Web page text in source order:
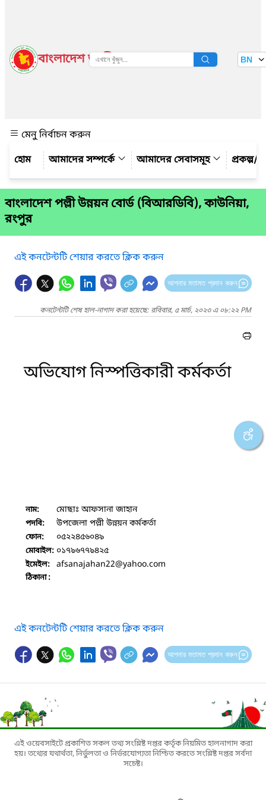
বাংলাদেশ জাতীয় তথ্য বাতায়ন BN
মেনু নির্বাচন করুন
আমাদের সম্পর্কে
আমাদের সেবাসমূহ প্রকল্প/
বাংলাদেশ পল্লী উন্নয়ন বোর্ড (বিআরডিবি), কাউনিয়া,
রংপুর
এই কনটেন্টটি শেয়ার করতে ক্লিক করুন
আপনার মতামত প্রদান করুন
কনটেন্টটি শেষ হাল-নাগাদ করা হয়েছে: রবিবার, ৫ মার্চ, ২০২৩ এ ০৮:২২ PM
অভিযোগ নিস্পত্তিকারী কর্মকর্তা
নাম: মোছাঃ আফসানা জাহান
পদবি: উপজেলা পল্লী উন্নয়ন কর্মকর্তা
ফোন: ০৫২২৪৫৬০৪৯
মোবাইল: ০১৭৯৬৭৭৯৪২৫
ইমেইল: afsanajahan22@yahoo.com
ঠিকানা :
এই কনটেন্টটি শেয়ার করতে ক্লিক করুন
আপনার মতামত প্রদান করুন
এই ওয়েবসাইটে প্রকাশিত সকল তথ্য সংশ্লিষ্ট দপ্তর কর্তৃক নিয়মিত হালনাগাদ করা
হয়। তথ্যের যথার্থতা, নির্ভুলতা ও নির্ভরযোগ্যতা নিশ্চিত করতে সংশ্লিষ্ট দপ্তর সর্বদা
সচেষ্ট।